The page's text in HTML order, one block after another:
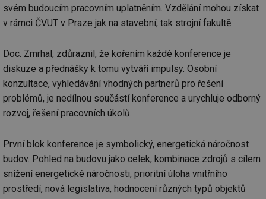
svém budoucím pracovním uplatněním. Vzdělání mohou získat
v rámci ČVUT v Praze jak na stavební, tak strojní fakultě.
Doc. Zmrhal, zdůraznil, že kořením každé konference je
diskuze a přednášky k tomu vytváří impulsy. Osobní
konzultace, vyhledávání vhodných partnerů pro řešení
problémů, je nedílnou součástí konference a urychluje odborný
rozvoj, řešení pracovních úkolů.
První blok konference je symbolický, energetická náročnost
budov. Pohled na budovu jako celek, kombinace zdrojů s cílem
snížení energetické náročnosti, prioritní úloha vnitřního
prostředí, nová legislativa, hodnocení různých typů objektů